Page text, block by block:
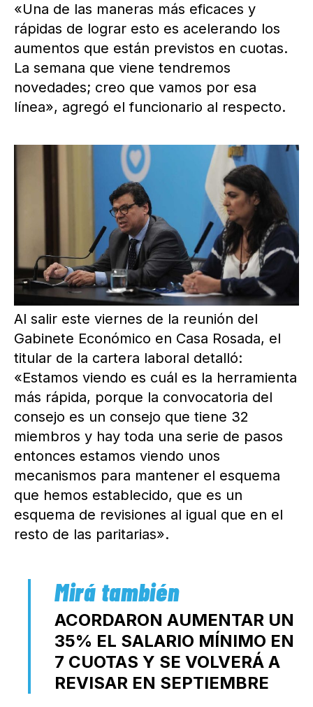
«Una de las maneras más eficaces y
rápidas de lograr esto es acelerando los
aumentos que están previstos en cuotas.
La semana que viene tendremos
novedades; creo que vamos por esa
línea», agregó el funcionario al respecto.
Al salir este viernes de la reunión del
Gabinete Económico en Casa Rosada, el
titular de la cartera laboral detalló:
«Estamos viendo es cuál es la herramienta
más rápida, porque la convocatoria del
consejo es un consejo que tiene 32
miembros y hay toda una serie de pasos
entonces estamos viendo unos
mecanismos para mantener el esquema
que hemos establecido, que es un
esquema de revisiones al igual que en el
resto de las paritarias».
ACORDARON AUMENTAR UN
35% EL SALARIO MÍNIMO EN
7 CUOTAS Y SE VOLVERÁ A
REVISAR EN SEPTIEMBRE